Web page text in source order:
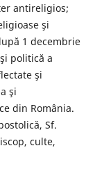
antireligios;
şi
1 decembrie
politică a
şi
şi
din România.
Sf.
culte,